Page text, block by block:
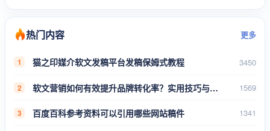
热门内容 更多
1 猫之印媒介软文发稿平台发稿保姆式教程 3450
2 软文营销如何有效提升品牌转化率？实用技巧与案例分析 1569
3 百度百科参考资料可以引用哪些网站稿件 1341